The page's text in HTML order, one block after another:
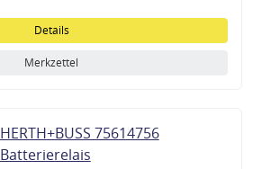
Details
Merkzettel
HERTH+BUSS 75614756
Batterierelais